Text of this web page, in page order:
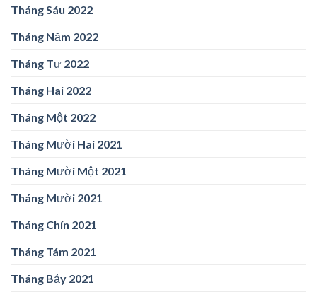
Tháng Sáu 2022
Tháng Năm 2022
Tháng Tư 2022
Tháng Hai 2022
Tháng Một 2022
Tháng Mười Hai 2021
Tháng Mười Một 2021
Tháng Mười 2021
Tháng Chín 2021
Tháng Tám 2021
Tháng Bảy 2021